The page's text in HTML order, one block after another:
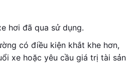
hơi đã qua sử dụng.
có điều kiện khắt khe hơn,
xe hoặc yêu cầu giá trị tài sản